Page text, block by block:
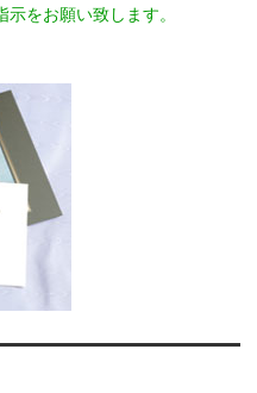
をお願い致します。